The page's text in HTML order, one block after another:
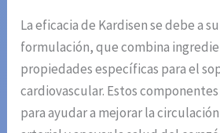
La eficacia de Kardisen se debe a
formulación, que combina
propiedades específicas para el
cardiovascular. Estos
para ayudar a mejorar la